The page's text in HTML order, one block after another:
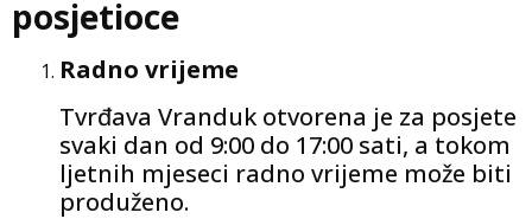
posjetioce
Radno vrijeme
Tvrđava Vranduk otvorena je za posjete
svaki dan od 9:00 do 17:00 sati, a tokom
ljetnih mjeseci radno vrijeme može biti
produženo.